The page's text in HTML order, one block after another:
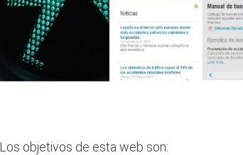
Los objetivos de esta web son: